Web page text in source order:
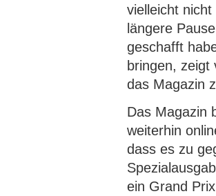
vielleicht
längere
geschafft
bringen, zeigt
das Magazin
Das Magazin
weiterhin
dass es zu
ein Grand